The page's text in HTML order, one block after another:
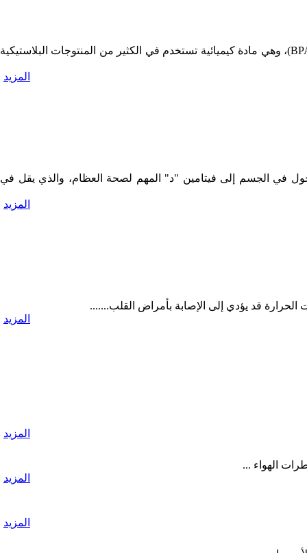
أظهرت دراسة امريكية أجريت في جامعة هارفرد إلى أنَّ تناول الصويا يخفف العقم لدى النساء، ويساعد في الوقاية من تأثير ثنائي الفينول (BPA)، وهي مادة كيميائية تستخدم في الكثير من المنتوجات البلاستيكية
المزيد
في الجسم إلى فيتامين "د" المهم لصحة العظام، والذي يقل في
المزيد
المزيد
المزيد
الهواء ...
المزيد
المزيد